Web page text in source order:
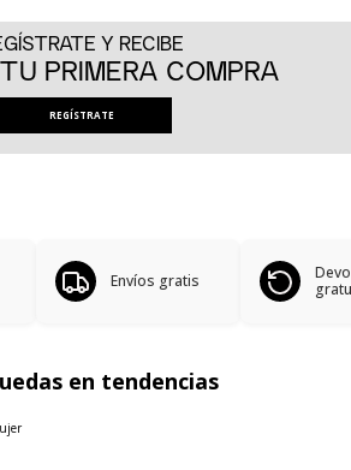
Y RECIBE
PRIMERA COMPRA
REGÍSTRATE
Envíos gratis
en tendencias